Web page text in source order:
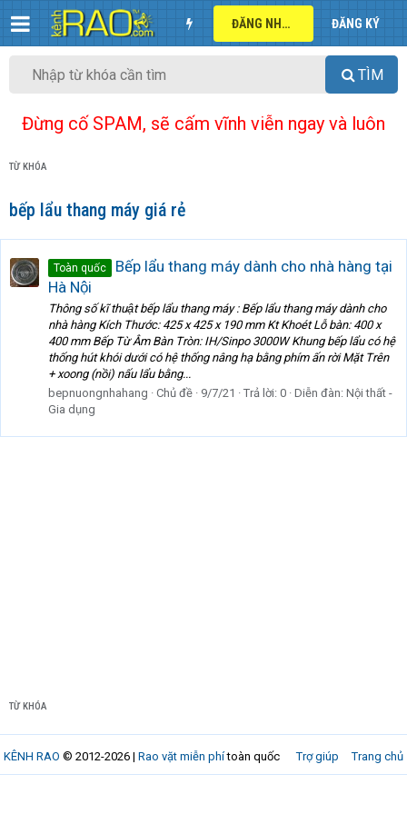
ĐĂNG NHẬP ĐĂNG KÝ
TÌM
Đừng cố SPAM, sẽ cấm vĩnh viễn ngay và luôn
TỪ KHÓA
bếp lẩu thang máy giá rẻ
Toàn quốc
Bếp lẩu thang máy dành cho nhà hàng tại
Hà Nội
Thông số kĩ thuật bếp lẩu thang máy : Bếp lẩu thang máy dành cho
nhà hàng Kích Thước: 425 x 425 x 190 mm Kt Khoét Lỗ bàn: 400 x
400 mm Bếp Từ Âm Bàn Tròn: IH/Sinpo 3000W Khung bếp lẩu có hệ
thống hút khói dưới có hệ thống nâng hạ bằng phím ấn rời Mặt Trên
+ xoong (nồi) nấu lẩu bằng...
bepnuongnhahang
Chủ đề 9/7/21 Trả lời: 0 Diễn đàn: Nội thất -
Gia dụng
TỪ KHÓA
Trợ giúp Trang chủ
KÊNH RAO © 2012-2026 | Rao vặt miễn phítoàn quốc